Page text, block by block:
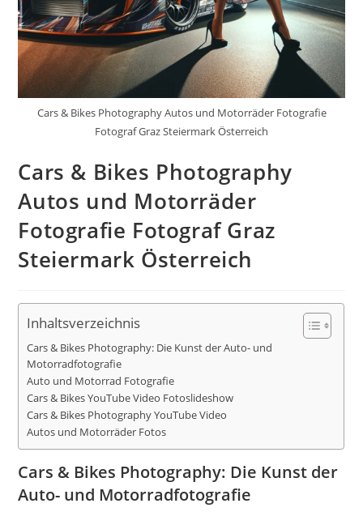
Cars & Bikes Photography Autos und Motorräder Fotografie
Fotograf Graz Steiermark Österreich
Cars & Bikes Photography
Autos und Motorräder
Fotografie Fotograf Graz
Steiermark Österreich
Inhaltsverzeichnis
Cars & Bikes Photography: Die Kunst der Auto- und
Motorradfotografie
Auto und Motorrad Fotografie
Cars & Bikes YouTube Video Fotoslideshow
Cars & Bikes Photography YouTube Video
Autos und Motorräder Fotos
Cars & Bikes Photography: Die Kunst der
Auto- und Motorradfotografie